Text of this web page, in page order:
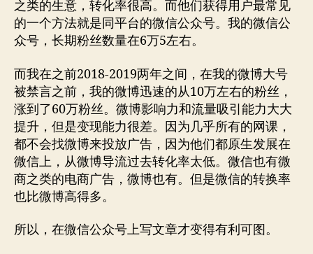
之类的生意，转化率很高。而他们获得用户最常见
的一个方法就是同平台的微信公众号。我的微信公
众号，长期粉丝数量在6万5左右。
而我在之前2018-2019两年之间，在我的微博大号
被禁言之前，我的微博迅速的从10万左右的粉丝，
涨到了60万粉丝。微博影响力和流量吸引能力大大
提升，但是变现能力很差。因为几乎所有的网课，
都不会找微博来投放广告，因为他们都原生发展在
微信上，从微博导流过去转化率太低。微信也有微
商之类的电商广告，微博也有。但是微信的转换率
也比微博高得多。
所以，在微信公众号上写文章才变得有利可图。